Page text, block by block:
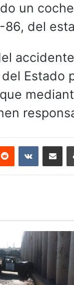
un
del
Estado
Reddit VKontakte
Compartir